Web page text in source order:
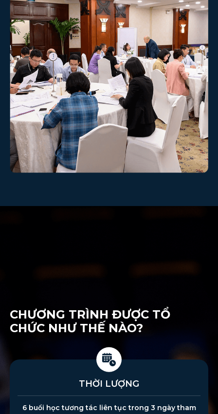
CHƯƠNG TRÌNH ĐƯỢC TỔ
CHỨC NHƯ THẾ NÀO?
THỜI LƯỢNG
6 buổi học tương tác liên tục trong 3 ngày tham